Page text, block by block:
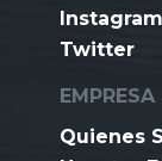
Instagram
Twitter
EMPRESA
Quienes